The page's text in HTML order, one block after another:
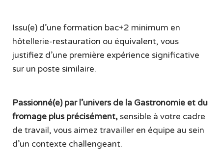
Issu(e) d’une formation bac+2 minimum en
hôtellerie-restauration ou équivalent, vous
justifiez d’une première expérience significative
sur un poste similaire.
Passionné(e) par l’univers de la Gastronomie et du
fromage plus précisément, sensible à votre cadre
de travail, vous aimez travailler en équipe au sein
d’un contexte challengeant.